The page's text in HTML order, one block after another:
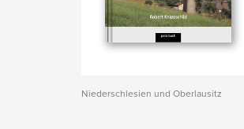
Niederschlesien und Oberlausitz